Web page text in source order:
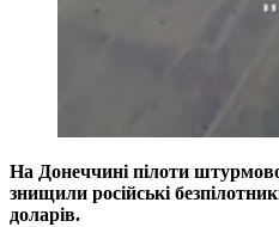
На Донеччині пілоти
знищили російські
доларів.